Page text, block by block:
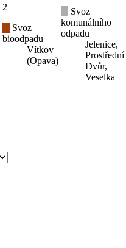
2
Svoz
bioodpadu
Vítkov
(Opava)
Svoz
komunálního
odpadu
Jelenice,
Prostřední
Dvůr,
Veselka